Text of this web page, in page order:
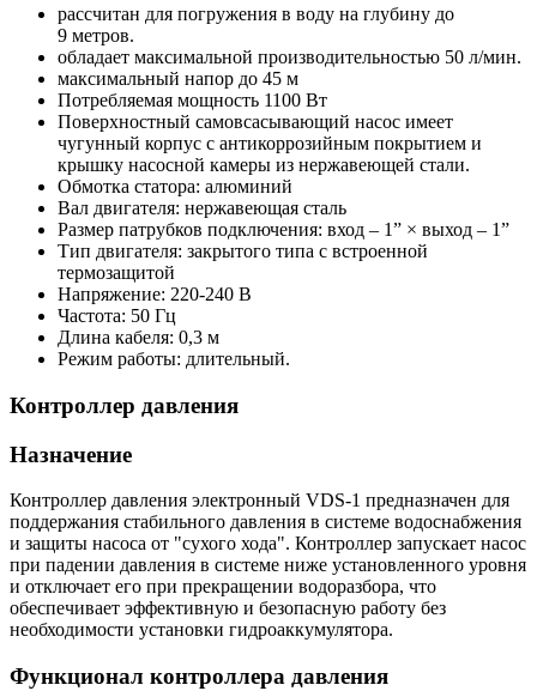
рассчитан для погружения в воду на глубину до
9 метров.
обладает максимальной производительностью 50 л/мин.
максимальный напор до 45 м
Потребляемая мощность 1100 Вт
Поверхностный самовсасывающий насос имеет
чугунный корпус с антикоррозийным покрытием и
крышку насосной камеры из нержавеющей стали.
Обмотка статора: алюминий
Вал двигателя: нержавеющая сталь
Размер патрубков подключения: вход – 1” × выход – 1”
Тип двигателя: закрытого типа с встроенной
термозащитой
Напряжение: 220-240 В
Частота: 50 Гц
Длина кабеля: 0,3 м
Режим работы: длительный.
Контроллер давления
Назначение
Контроллер давления электронный VDS-1 предназначен для
поддержания стабильного давления в системе водоснабжения
и защиты насоса от "сухого хода". Контроллер запускает насос
при падении давления в системе ниже установленного уровня
и отключает его при прекращении водоразбора, что
обеспечивает эффективную и безопасную работу без
необходимости установки гидроаккумулятора.
Функционал контроллера давления